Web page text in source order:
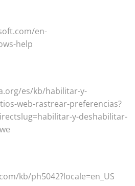
en-
help
es/kb/habilitar-y-
web-rastrear-preferencias?
y-deshabilitar-
kb/ph5042?locale=en_US